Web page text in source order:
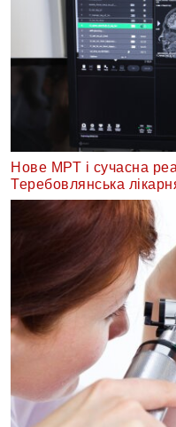
Нове МРТ і сучасна
Теребовлянська